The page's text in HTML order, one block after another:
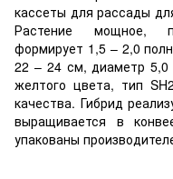
кассеты для рассады
Растение мощное,
формирует 1,5 – 2,0
22 – 24 см, диаметр 5,0
желтого цвета, тип
качества. Гибрид
выращивается в
упакованы